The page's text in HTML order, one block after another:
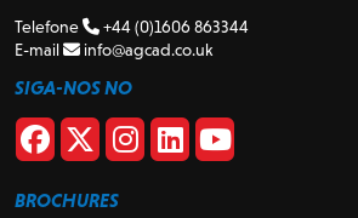
Telefone
+44 (0)1606 863344
E-mail
info@agcad.co.uk
SIGA-NOS NO
BROCHURES